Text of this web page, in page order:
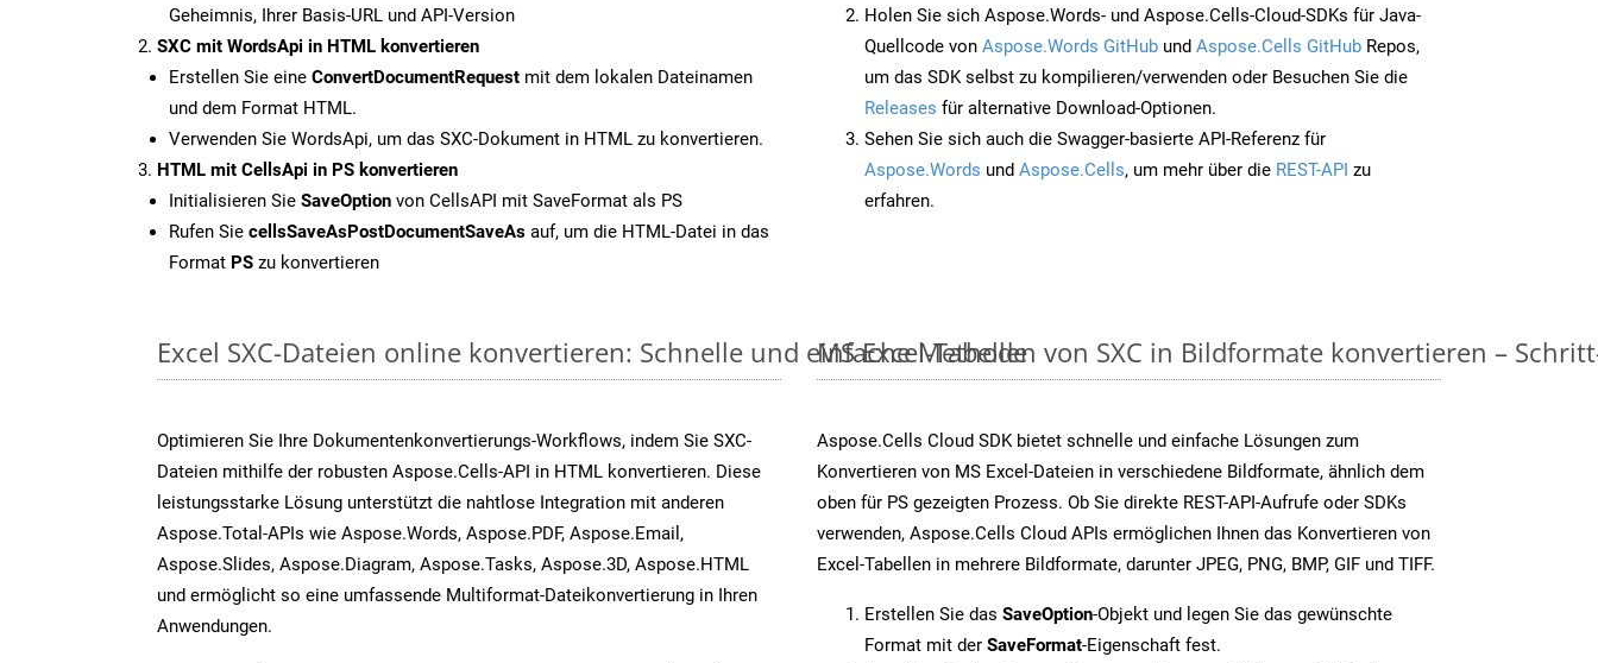
Geheimnis, Ihrer Basis-URL und API-Version
SXC mit WordsApi in HTML konvertieren
Erstellen Sie eine ConvertDocumentRequest mit dem lokalen Dateinamen
und dem Format HTML.
Verwenden Sie WordsApi, um das SXC-Dokument in HTML zu konvertieren.
HTML mit CellsApi in PS konvertieren
Initialisieren Sie SaveOption von CellsAPI mit SaveFormat als PS
Rufen Sie cellsSaveAsPostDocumentSaveAs auf, um die HTML-Datei in das
Format PS zu konvertieren
Holen Sie sich Aspose.Words- und Aspose.Cells-Cloud-SDKs für Java-
Quellcode von Aspose.Words GitHub und Aspose.Cells GitHub Repos,
um das SDK selbst zu kompilieren/verwenden oder Besuchen Sie die
Releases für alternative Download-Optionen.
Sehen Sie sich auch die Swagger-basierte API-Referenz für
Aspose.Words und Aspose.Cells, um mehr über die REST-API zu
erfahren.
Excel SXC-Dateien online konvertieren: Schnelle und einfache Methode
Optimieren Sie Ihre Dokumentenkonvertierungs-Workflows, indem Sie SXC-
Dateien mithilfe der robusten Aspose.Cells-API in HTML konvertieren. Diese
leistungsstarke Lösung unterstützt die nahtlose Integration mit anderen
Aspose.Total-APIs wie Aspose.Words, Aspose.PDF, Aspose.Email,
Aspose.Slides, Aspose.Diagram, Aspose.Tasks, Aspose.3D, Aspose.HTML
und ermöglicht so eine umfassende Multiformat-Dateikonvertierung in Ihren
Anwendungen.
MS Excel-Tabellen von SXC in Bildformate konvertieren –
Aspose.Cells Cloud SDK bietet schnelle und einfache Lösungen zum
Konvertieren von MS Excel-Dateien in verschiedene Bildformate, ähnlich dem
oben für PS gezeigten Prozess. Ob Sie direkte REST-API-Aufrufe oder SDKs
verwenden, Aspose.Cells Cloud APIs ermöglichen Ihnen das Konvertieren von
Excel-Tabellen in mehrere Bildformate, darunter JPEG, PNG, BMP, GIF und TIFF.
Erstellen Sie das SaveOption-Objekt und legen Sie das gewünschte
Format mit der SaveFormat-Eigenschaft fest.